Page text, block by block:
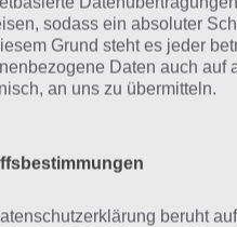
dass dich interessiert.
1: Mache
sodass ein absoluter
Grund steht es jeder
Daten auch auf
an uns zu übermitteln.
beruht